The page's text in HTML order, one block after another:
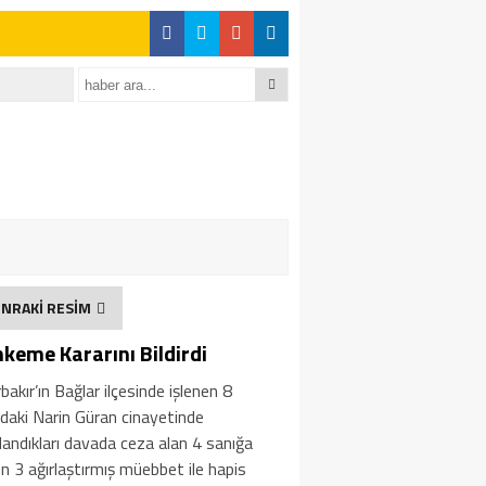
RESİM
Kararını Bildirdi
Bağlar ilçesinde işlenen 8
Narin Güran cinayetinde
davada ceza alan 4 sanığa
3 ağırlaştırmış müebbet ile hapis